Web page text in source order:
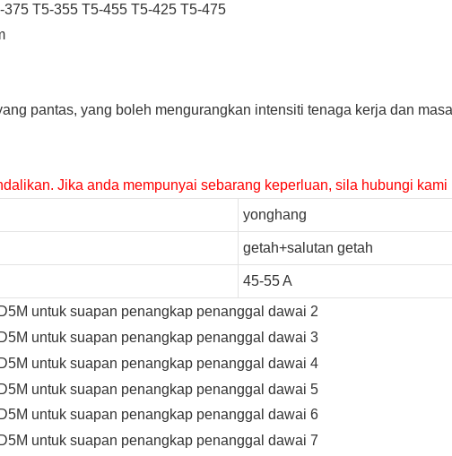
T5-355 T5-455 T5-425 T5-475
pantas, yang boleh mengurangkan intensiti tenaga kerja dan
Jika anda mempunyai sebarang keperluan, sila hubungi
yonghang
getah+salutan getah
45-55 A